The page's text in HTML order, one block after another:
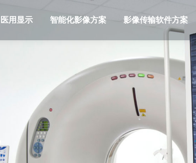
医用显示 智能化影像方案 影像传输软件方案